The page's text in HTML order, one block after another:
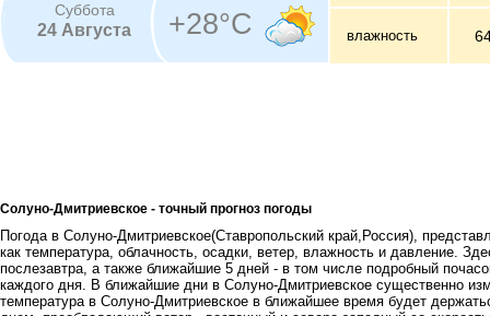
Суббота
24 Августа +28°C влажность
Солуно-Дмитриевское - точный прогноз погоды
Погода в Солуно-Дмитриевское(Ставропольский край,Россия),
как температура, облачность, осадки, ветер, влажность и давление.
послезавтра, а также ближайшие 5 дней - в том числе подробный
каждого дня. В ближайшие дни в Солуно-Дмитриевское существенно
температура в Солуно-Дмитриевское в ближайшее время будет